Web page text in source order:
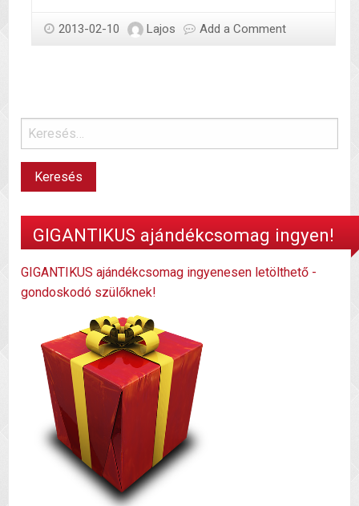
egészség
2013-02-10 Lajos Add a Comment
GIGANTIKUS ajándékcsomag ingyen!
GIGANTIKUS ajándékcsomag ingyenesen letölthető -
gondoskodó szülőknek!